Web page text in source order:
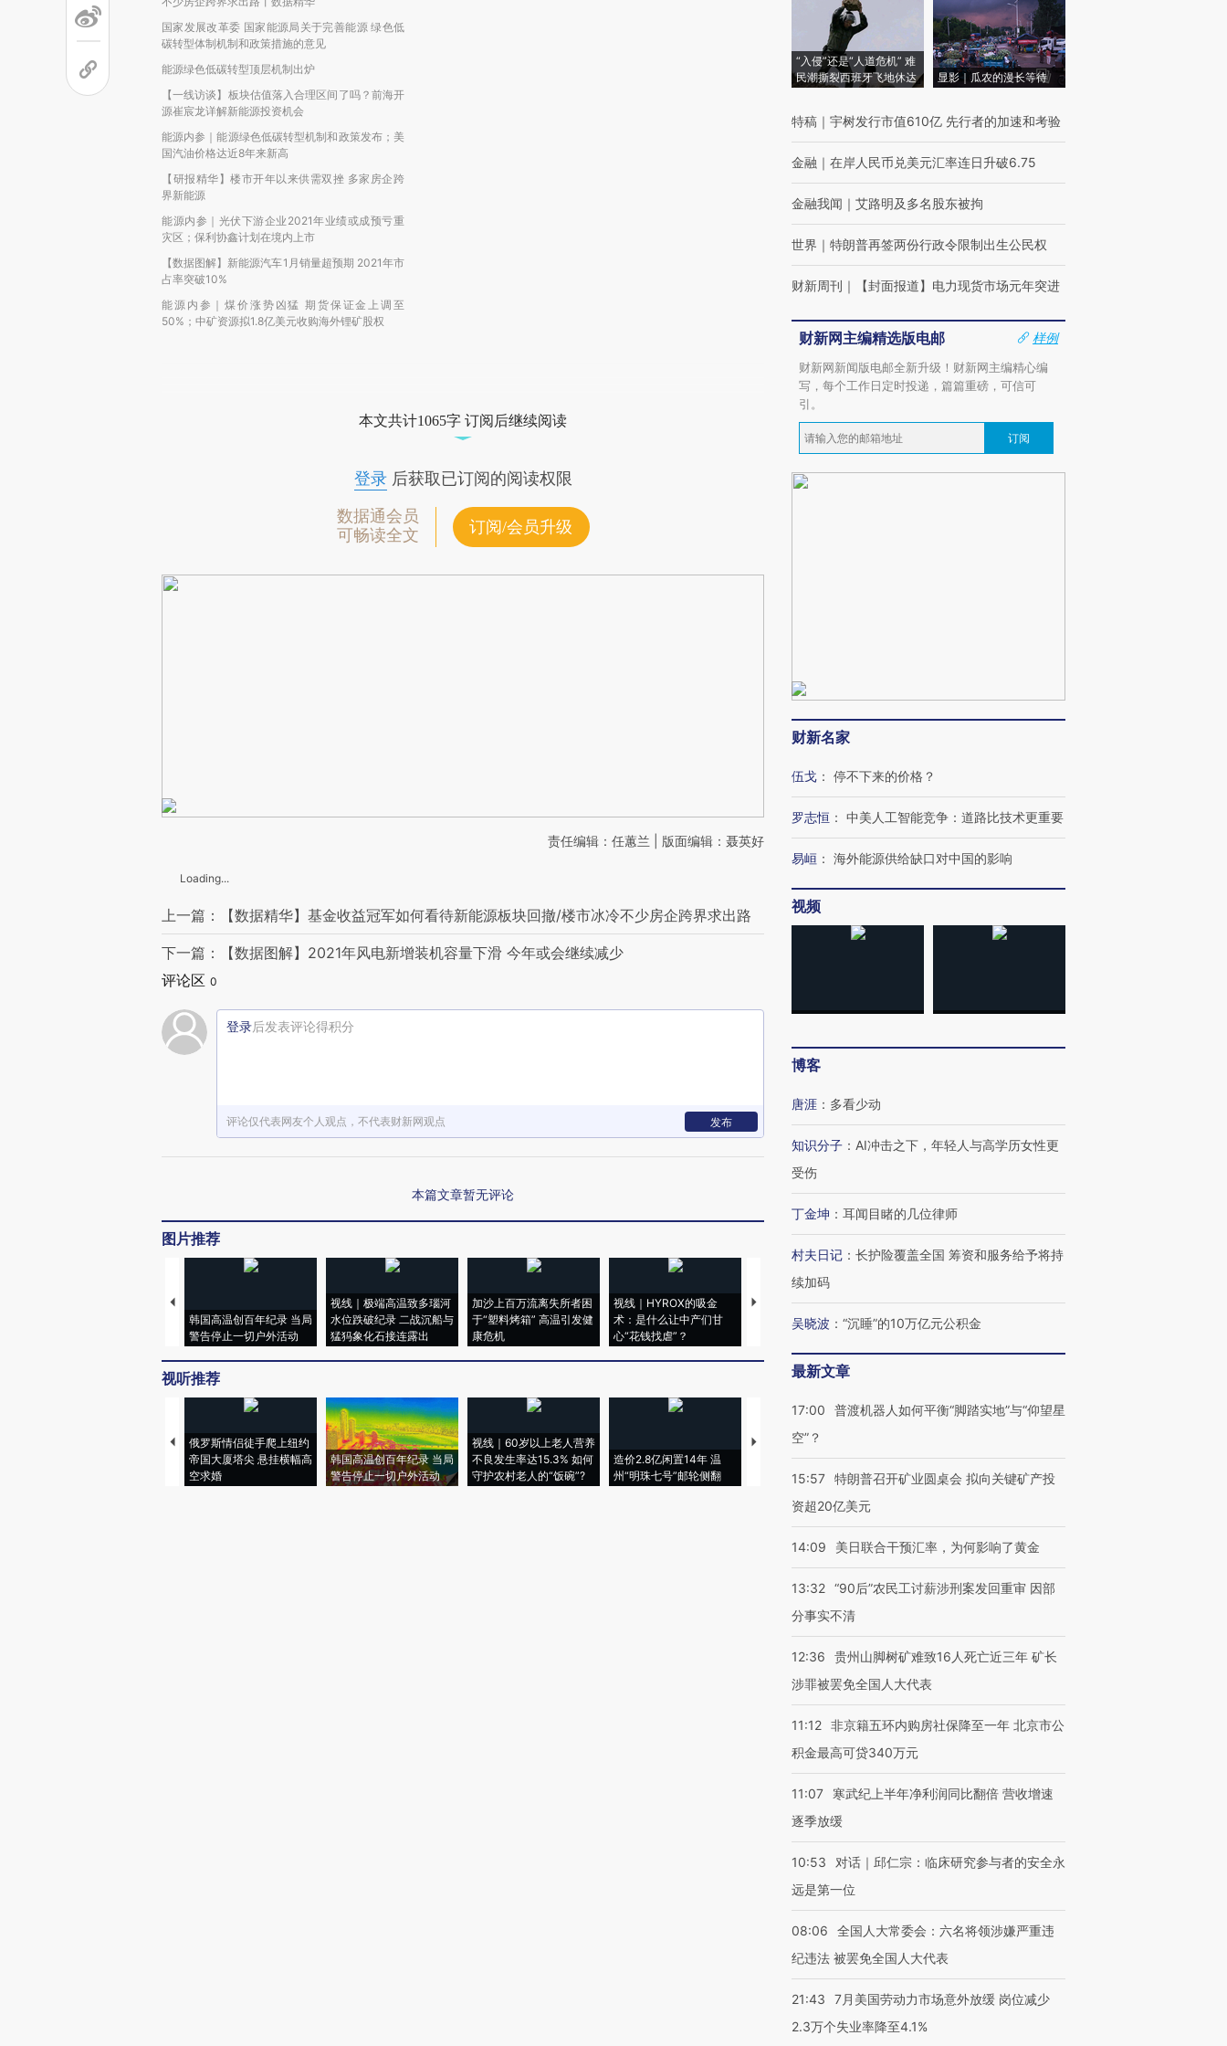
国家发展改革委 国家能源局关于完善能源 绿色低
碳转型体制机制和政策措施的意见
能源绿色低碳转型顶层机制出炉
【一线访谈】板块估值落入合理区间了吗？前海开
源崔宸龙详解新能源投资机会
能源内参｜能源绿色低碳转型机制和政策发布；美
国汽油价格达近8年来新高
【研报精华】楼市开年以来供需双挫 多家房企跨
界新能源
能源内参｜光伏下游企业2021年业绩或成预亏重
灾区；保利协鑫计划在境内上市
【数据图解】新能源汽车1月销量超预期 2021年市
占率突破10%
能源内参｜煤价涨势凶猛 期货保证金上调至
50%；中矿资源拟1.8亿美元收购海外锂矿股权
本文共计1065字 订阅后继续阅读
登录后获取已订阅的阅读权限
数据通会员
可畅读全文
订阅/会员升级
责任编辑：任蕙兰 | 版面编辑：聂英好
Loading...
上一篇：【数据精华】基金收益冠军如何看待新能源板块回撤/楼市冰冷不少房企跨界求出路
下一篇：【数据图解】2021年风电新增装机容量下滑 今年或会继续减少
评论区 0
登录后发表评论得积分
评论仅代表网友个人观点，不代表财新网观点 发布
本篇文章暂无评论
图片推荐
韩国高温创百年纪录 当局
警告停止一切户外活动
视线｜极端高温致多瑙河
水位跌破纪录 二战沉船与
猛犸象化石接连露出
加沙上百万流离失所者困
于“塑料烤箱” 高温引发健
康危机
视线｜HYROX的吸金
术：是什么让中产们甘
心“花钱找虐”？
马航飞行员跨国走私7万
粒摇头丸 尿检体内含3种
视线｜被称为“蟑螂”的印
度Z世代 用街头抗争将教
视线｜“入侵”还是“人道危
视听推荐
俄罗斯情侣徒手爬上纽约
帝国大厦塔尖 悬挂横幅高
空求婚
韩国高温创百年纪录 当局
警告停止一切户外活动
视线｜60岁以上老人营养
不良发生率达15.3% 如何
守护农村老人的“饭碗”?
造价2.8亿闲置14年 温
州“明珠七号”邮轮侧翻
特朗普出席葬礼疑似打瞌
睡引争议 白宫怒斥批评
者“堕落的白痴”
38岁梅西上演帽子戏法
阿根廷3-0阿尔及利亚
水位跌破纪录 二战沉船与
猛犸象化石接连露出
“入侵”还是“人道危机” 难
民潮撕裂西班牙飞地休达
显影｜瓜农的漫长等待
特稿 ｜ 宇树发行市值610亿 先行者的加速和考验
金融 ｜ 在岸人民币兑美元汇率连日升破6.75
金融我闻 ｜ 艾路明及多名股东被拘
世界 ｜ 特朗普再签两份行政令限制出生公民权
财新周刊 ｜ 【封面报道】电力现货市场元年突进
财新网主编精选版电邮
样例
财新网新闻版电邮全新升级！财新网主编精心编
写，每个工作日定时投递，篇篇重磅，可信可
引。
订阅
财新名家
伍戈 ： 停不下来的价格？
罗志恒 ： 中美人工智能竞争：道路比技术更重要
易峘 ： 海外能源供给缺口对中国的影响
视频
博客
唐涯 ： 多看少动
知识分子 ： AI冲击之下，年轻人与高学历女性更
受伤
丁金坤 ： 耳闻目睹的几位律师
村夫日记 ： 长护险覆盖全国 筹资和服务给予将持
续加码
吴晓波 ： “沉睡”的10万亿元公积金
最新文章
17:00
普渡机器人如何平衡“脚踏实地”与“仰望星
空”？
15:57 特朗普召开矿业圆桌会 拟向关键矿产投
资超20亿美元
14:09 美日联合干预汇率，为何影响了黄金
13:32 “90后”农民工讨薪涉刑案发回重审 因部
分事实不清
12:36
贵州山脚树矿难致16人死亡近三年 矿长
涉罪被罢免全国人大代表
11:12 非京籍五环内购房社保降至一年 北京市公
积金最高可贷340万元
11:07
寒武纪上半年净利润同比翻倍 营收增速
逐季放缓
10:53
对话｜邱仁宗：临床研究参与者的安全永
远是第一位
08:06
全国人大常委会：六名将领涉嫌严重违
纪违法 被罢免全国人大代表
21:43
7月美国劳动力市场意外放缓 岗位减少
2.3万个失业率降至4.1%